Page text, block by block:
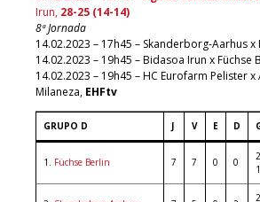
Irun, 28-25 (14-14)
8ª Jornada
14.02.2023 – 17h45 – Skanderborg-Aarhus x
14.02.2023 – 19h45 – Bidasoa Irun x Füchse
14.02.2023 – 19h45 – HC Eurofarm Pelister x
Milaneza, EHFtv
GRUPO D J V E D
1. Füchse Berlin 7 7 0 0